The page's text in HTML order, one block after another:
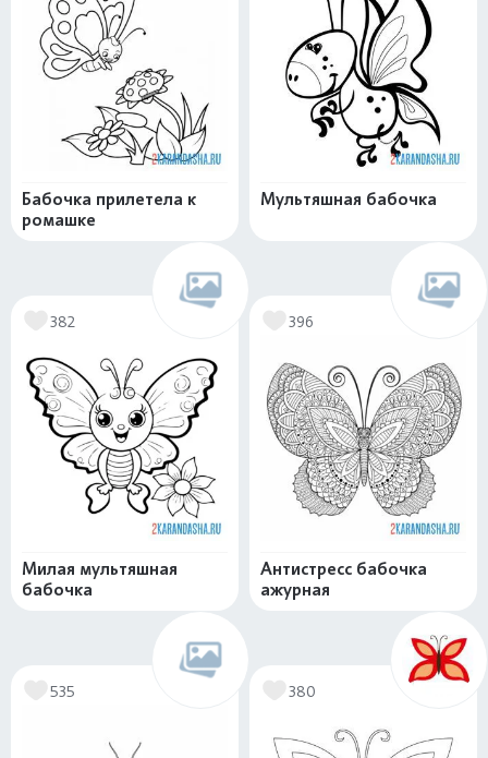
Бабочка прилетела к
ромашке
Мультяшная бабочка
382
Милая мультяшная
бабочка
396
Антистресс бабочка
ажурная
535 380